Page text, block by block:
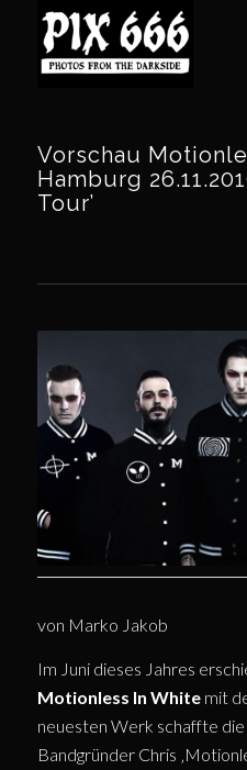
Vorschau
Hamburg
Tour’
von Marko Jakob
Im Juni dieses Jahres
Motionless In Whitemit
neuesten Werk schaffte die
Bandgründer Chris